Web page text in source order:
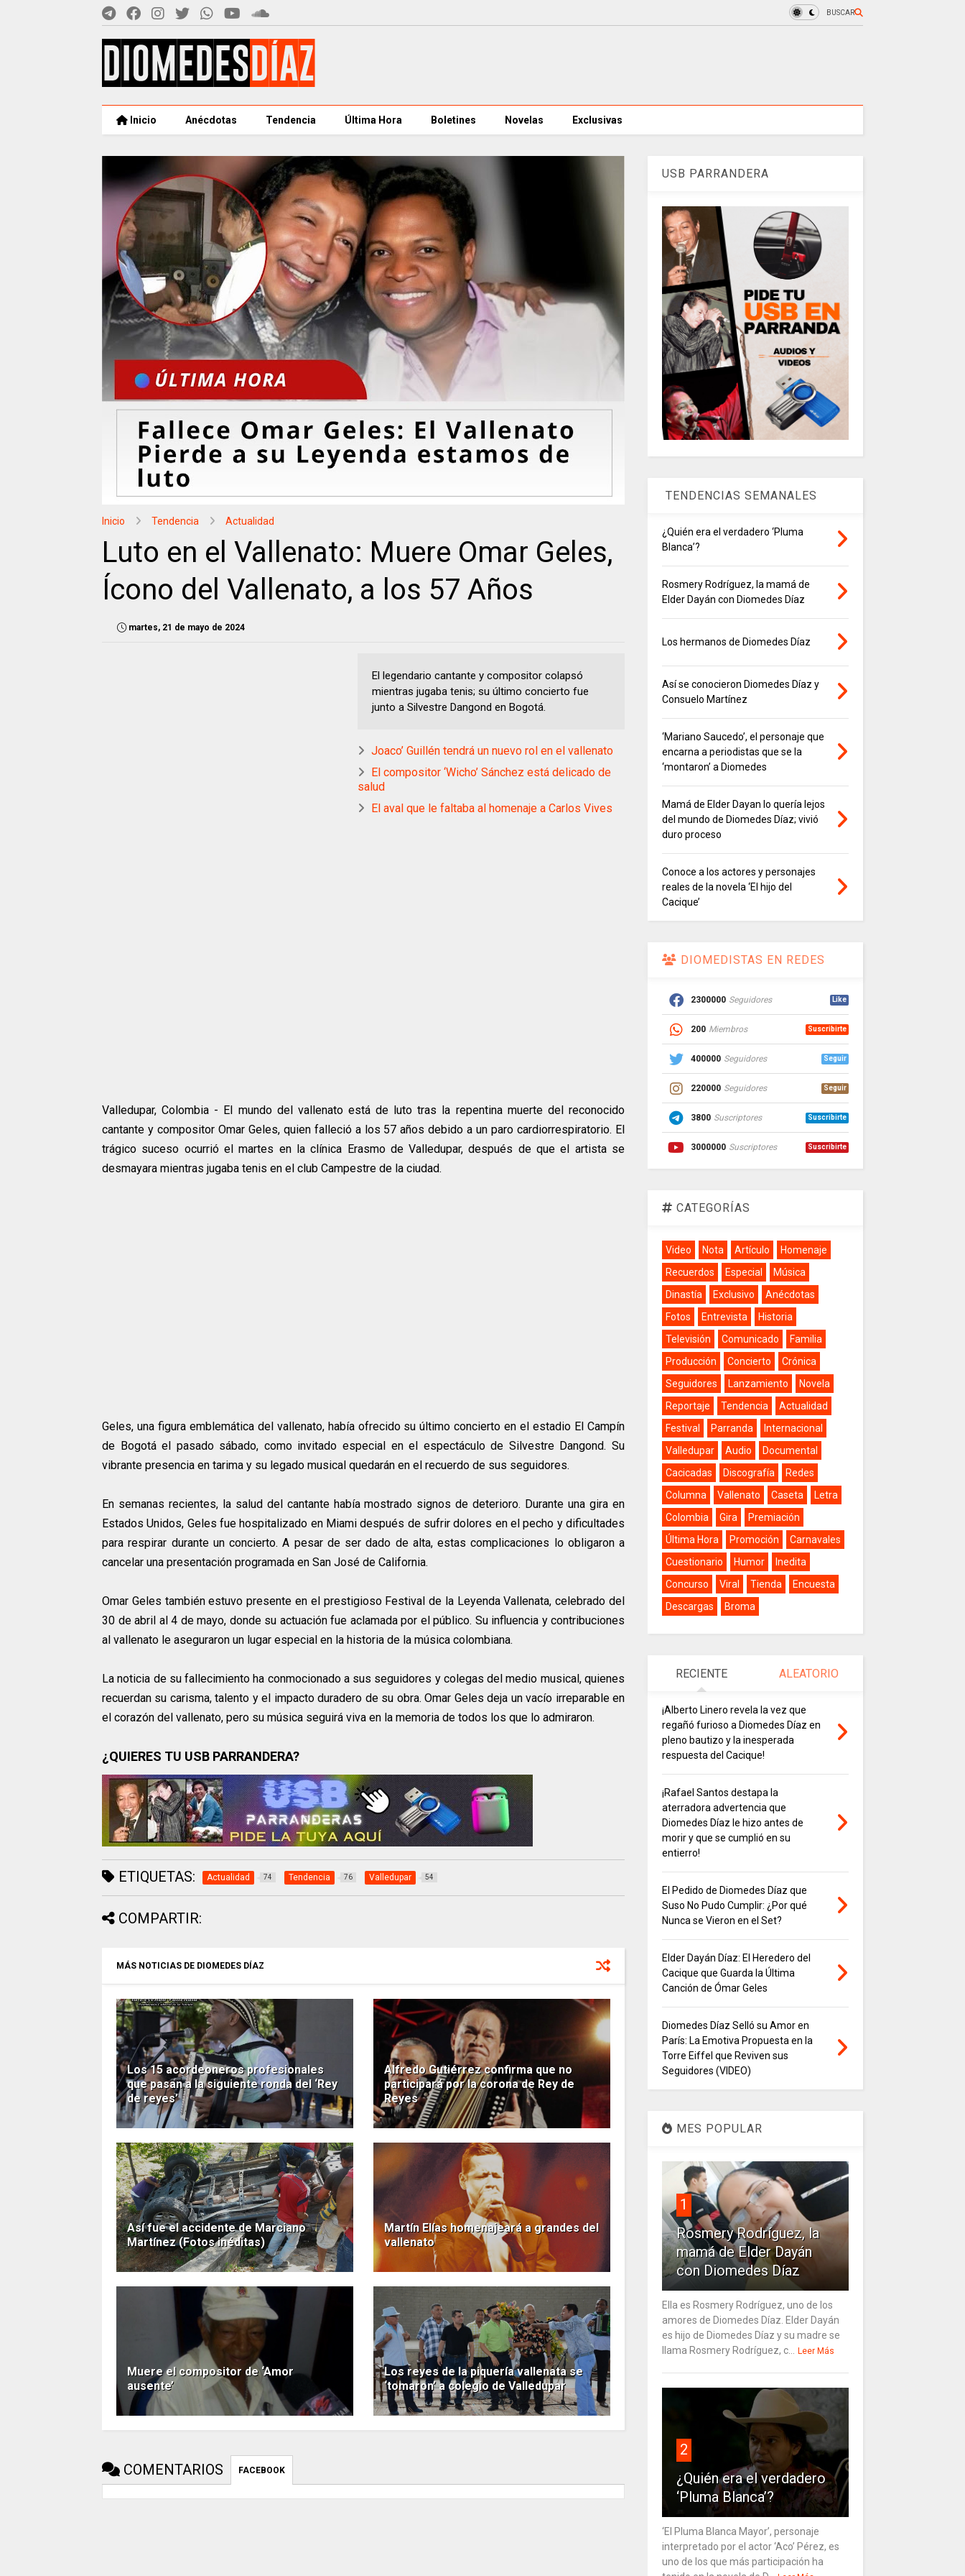
BUSCAR
Inicio Anécdotas Tendencia Última Hora Boletines Novelas Exclusivas
Inicio Tendencia Actualidad
Luto en el Vallenato: Muere Omar Geles,
Ícono del Vallenato, a los 57 Años
martes, 21 de mayo de 2024
El legendario cantante y compositor colapsó
mientras jugaba tenis; su último concierto fue
junto a Silvestre Dangond en Bogotá.
Joaco’ Guillén tendrá un nuevo rol en el vallenato
El compositor ‘Wicho’ Sánchez está delicado de
salud
El aval que le faltaba al homenaje a Carlos Vives
Valledupar, Colombia - El mundo del vallenato está de luto tras la repentina muerte del reconocido
cantante y compositor Omar Geles, quien falleció a los 57 años debido a un paro cardiorrespiratorio. El
trágico suceso ocurrió el martes en la clínica Erasmo de Valledupar, después de que el artista se
desmayara mientras jugaba tenis en el club Campestre de la ciudad.
Geles, una figura emblemática del vallenato, había ofrecido su último concierto en el estadio El Campín
de Bogotá el pasado sábado, como invitado especial en el espectáculo de Silvestre Dangond. Su
vibrante presencia en tarima y su legado musical quedarán en el recuerdo de sus seguidores.
En semanas recientes, la salud del cantante había mostrado signos de deterioro. Durante una gira en
Estados Unidos, Geles fue hospitalizado en Miami después de sufrir dolores en el pecho y dificultades
para respirar durante un concierto. A pesar de ser dado de alta, estas complicaciones lo obligaron a
cancelar una presentación programada en San José de California.
Omar Geles también estuvo presente en el prestigioso Festival de la Leyenda Vallenata, celebrado del
30 de abril al 4 de mayo, donde su actuación fue aclamada por el público. Su influencia y contribuciones
al vallenato le aseguraron un lugar especial en la historia de la música colombiana.
La noticia de su fallecimiento ha conmocionado a sus seguidores y colegas del medio musical, quienes
recuerdan su carisma, talento y el impacto duradero de su obra. Omar Geles deja un vacío irreparable en
el corazón del vallenato, pero su música seguirá viva en la memoria de todos los que lo admiraron.
¿QUIERES TU USB PARRANDERA?
ETIQUETAS: Actualidad 74 Tendencia 76 Valledupar 54
COMPARTIR:
MÁS NOTICIAS DE DIOMEDES DÍAZ
Los 15 acordeoneros profesionales
que pasan a la siguiente ronda del ‘Rey
de reyes’
Alfredo Gutiérrez confirma que no
participará por la corona de Rey de
Reyes
Así fue el accidente de Marciano
Martínez (Fotos inéditas)
Martín Elías homenajeará a grandes del
vallenato
Muere el compositor de ‘Amor
ausente’
Los reyes de la piquería vallenata se
‘tomaron’ a colegio de Valledupar
COMENTARIOS FACEBOOK
USB PARRANDERA
TENDENCIAS SEMANALES
¿Quién era el verdadero ‘Pluma
Blanca’?
Rosmery Rodríguez, la mamá de
Elder Dayán con Diomedes Díaz
Los hermanos de Diomedes Díaz
Así se conocieron Diomedes Díaz y
Consuelo Martínez
‘Mariano Saucedo’, el personaje que
encarna a periodistas que se la
‘montaron’ a Diomedes
Mamá de Elder Dayan lo quería lejos
del mundo de Diomedes Díaz; vivió
duro proceso
Conoce a los actores y personajes
reales de la novela ‘El hijo del
Cacique’
DIOMEDISTAS EN REDES
2300000 Seguidores Like
200 Miembros Suscribirte
400000 Seguidores Seguir
220000 Seguidores Seguir
3800 Suscriptores Suscribirte
3000000 Suscriptores Suscribirte
CATEGORÍAS
Video Nota Artículo
Homenaje
Recuerdos
Especial
Música
Dinastía
Exclusivo
Anécdotas
Fotos
Entrevista
Historia
Televisión
Comunicado
Familia
Producción
Concierto
Crónica
Seguidores
Lanzamiento
Novela
Reportaje
Tendencia
Actualidad
Festival
Parranda
Internacional
Valledupar
Audio
Documental
Cacicadas
Discografía
Redes
Columna
Vallenato Caseta
Letra
Colombia
Gira
Premiación
Última Hora
Promoción
Carnavales
Cuestionario
Humor
Inedita
Concurso
Viral Tienda
Encuesta
Descargas
Broma
RECIENTE ALEATORIO
¡Alberto Linero revela la vez que
regañó furioso a Diomedes Díaz en
pleno bautizo y la inesperada
respuesta del Cacique!
¡Rafael Santos destapa la
aterradora advertencia que
Diomedes Díaz le hizo antes de
morir y que se cumplió en su
entierro!
El Pedido de Diomedes Díaz que
Suso No Pudo Cumplir: ¿Por qué
Nunca se Vieron en el Set?
Elder Dayán Díaz: El Heredero del
Cacique que Guarda la Última
Canción de Ómar Geles
Diomedes Díaz Selló su Amor en
París: La Emotiva Propuesta en la
Torre Eiffel que Reviven sus
Seguidores (VIDEO)
MES POPULAR
1
Rosmery Rodríguez, la
mamá de Elder Dayán
con Diomedes Díaz
Ella es Rosmery Rodríguez, uno de los
amores de Diomedes Díaz. Elder Dayán
es hijo de Diomedes Díaz y su madre se
llama Rosmery Rodríguez, c... Leer Más
2
¿Quién era el verdadero
‘Pluma Blanca’?
‘El Pluma Blanca Mayor’, personaje
interpretado por el actor ‘Aco’ Pérez, es
uno de los que más participación ha